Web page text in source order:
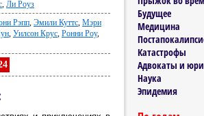
, Ли Роуз
Рэпп, Эмили Куттс, Мэри
, Уилсон Крус, Ронни Роу,
Будущее
Медицина
Катастрофы
Адвокаты и
Наука
Эпидемия